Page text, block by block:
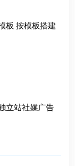
板 按模板搭建
立站社媒广告